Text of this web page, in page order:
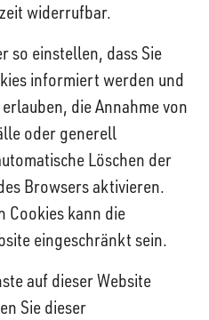
widerrufbar.
so einstellen, dass Sie
informiert werden und
die Annahme von
oder generell
Löschen der
Browsers aktivieren.
Cookies kann die
eingeschränkt sein.
auf dieser Website
Sie dieser